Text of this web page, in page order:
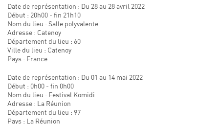
Date de représentation : Du 28 au 28 avril 2022
Début : 20h00 - fin 21h10
Nom du lieu : Salle polyvalente
Adresse : Catenoy
Département du lieu : 60
Ville du lieu : Catenoy
Pays : France
Date de représentation : Du 01 au 14 mai 2022
Début : 0h00 - fin 0h00
Nom du lieu : Festival Komidi
Adresse : La Réunion
Département du lieu : 97
Pays : La Réunion